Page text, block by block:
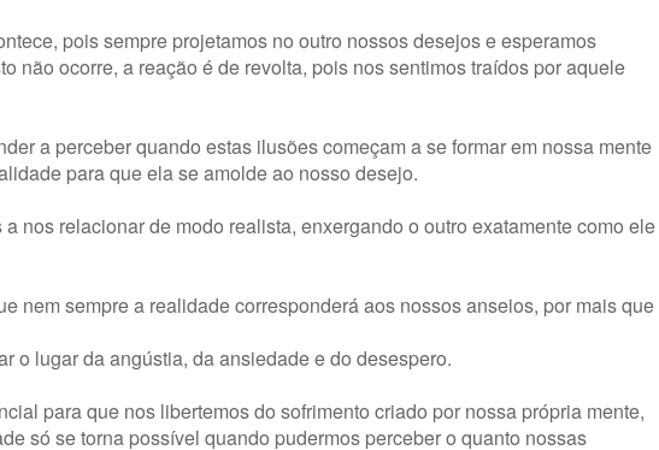
pois sempre projetamos no outro nossos desejos e esperamos
não ocorre, a reação é de revolta, pois nos sentimos traídos por aquele
a perceber quando estas ilusões começam a se formar em nossa mente
para que ela se amolde ao nosso desejo.
nos relacionar de modo realista, enxergando o outro exatamente como ele
nem sempre a realidade corresponderá aos nossos anseios, por mais que
o lugar da angústia, da ansiedade e do desespero.
para que nos libertemos do sofrimento criado por nossa própria mente,
só se torna possível quando pudermos perceber o quanto nossas